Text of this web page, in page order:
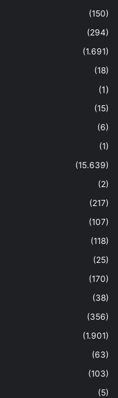
(150)
(294)
(1.691)
(18)
(1)
(15)
(6)
(1)
(15.639)
(2)
(217)
(107)
(118)
(25)
(170)
(38)
(356)
(1.901)
(63)
(103)
(5)